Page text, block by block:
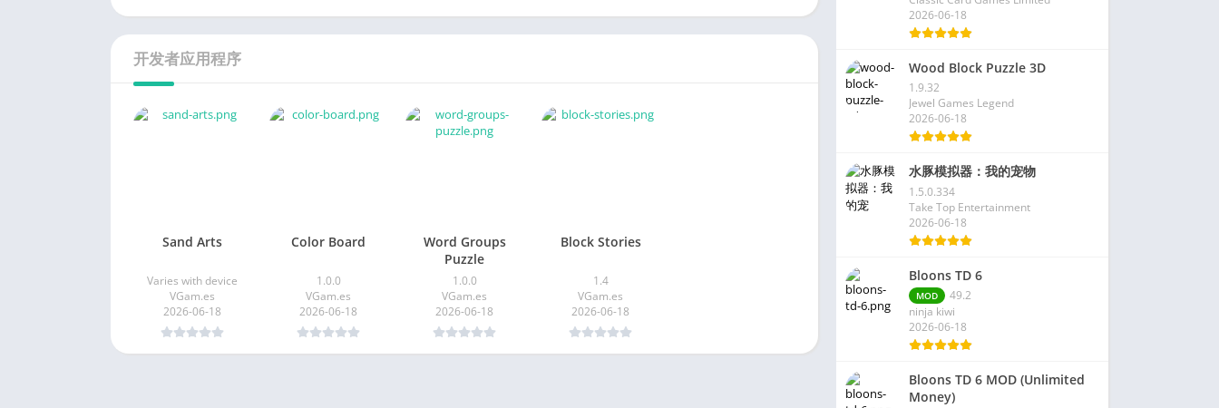
开发者应用程序
Sand Arts
Varies with device
VGam.es
2026-06-18
Color Board
1.0.0
VGam.es
2026-06-18
Word Groups
Puzzle
1.0.0
VGam.es
2026-06-18
Block Stories
1.4
VGam.es
2026-06-18
2026-06-18
Wood Block Puzzle 3D
1.9.32
Jewel Games Legend
2026-06-18
水豚模拟器：我的宠物
1.5.0.334
Take Top Entertainment
2026-06-18
Bloons TD 6
MOD
49.2
ninja kiwi
2026-06-18
Bloons TD 6 MOD (Unlimited
Money)